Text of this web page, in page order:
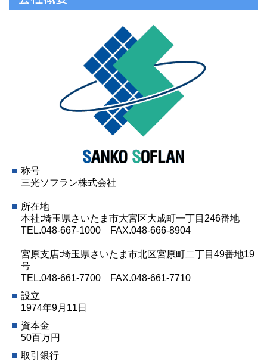
称号
三光ソフラン株式会社
所在地
本社:埼玉県さいたま市大宮区大成町一丁目246番地
TEL.048-667-1000 FAX.048-666-8904
宮原支店:埼玉県さいたま市北区宮原町二丁目49番地19
号
TEL.048-661-7700 FAX.048-661-7710
設立
1974年9月11日
資本金
50百万円
取引銀行